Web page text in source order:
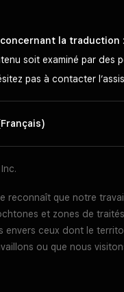
la traduction
soit examiné par des
pas à contacter
reconnaît que notre
et zones de
envers ceux dont le
ou que nous